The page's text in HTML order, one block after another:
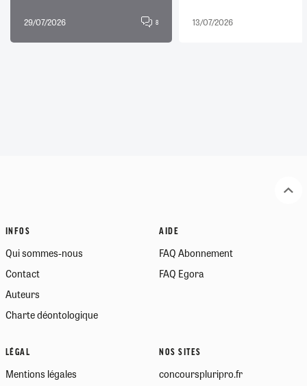
29/07/2026 8 13/07/2026
INFOS
Qui sommes-nous
Contact
Auteurs
Charte déontologique
AIDE
FAQ Abonnement
FAQ Egora
LÉGAL
Mentions légales
NOS SITES
concourspluripro.fr